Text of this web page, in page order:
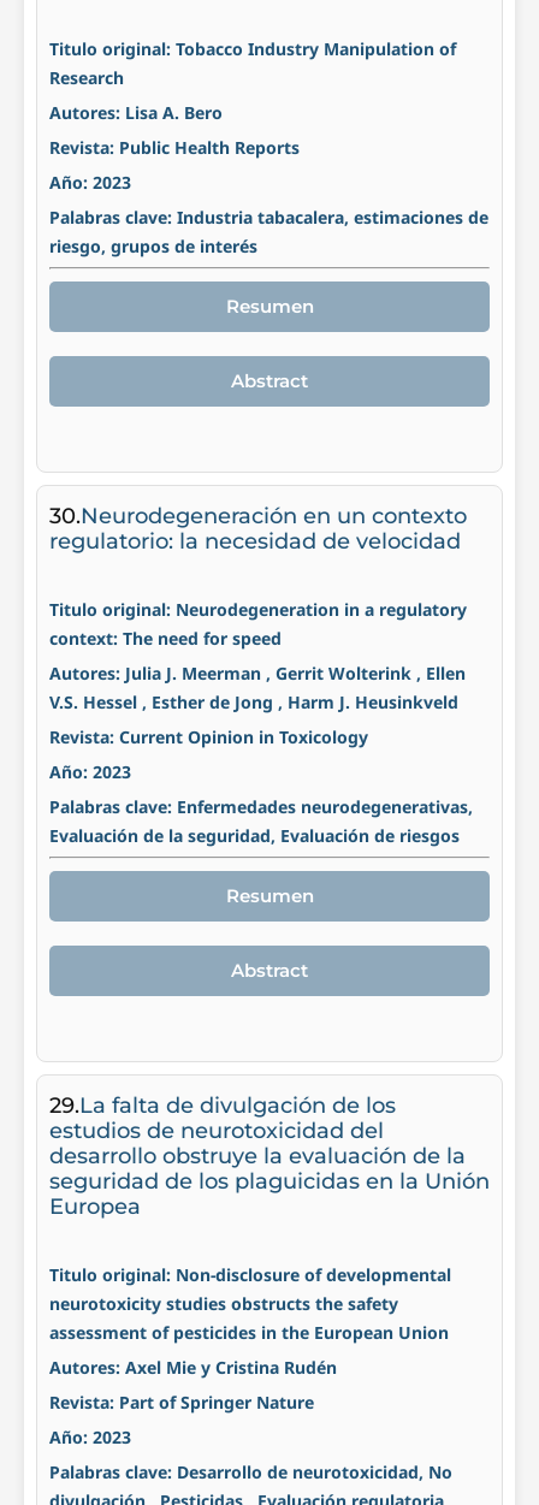
Titulo original: Tobacco Industry Manipulation of
Research
Autores: Lisa A. Bero
Revista: Public Health Reports
Año: 2023
Palabras clave: Industria tabacalera, estimaciones de
riesgo, grupos de interés
Resumen
Abstract
30.Neurodegeneración en un contexto
regulatorio: la necesidad de velocidad
Titulo original: Neurodegeneration in a regulatory
context: The need for speed
Autores: Julia J. Meerman , Gerrit Wolterink , Ellen
V.S. Hessel , Esther de Jong , Harm J. Heusinkveld
Revista: Current Opinion in Toxicology
Año: 2023
Palabras clave: Enfermedades neurodegenerativas,
Evaluación de la seguridad, Evaluación de riesgos
Resumen
Abstract
29.La falta de divulgación de los
estudios de neurotoxicidad del
desarrollo obstruye la evaluación de la
seguridad de los plaguicidas en la Unión
Europea
Titulo original: Non-disclosure of developmental
neurotoxicity studies obstructs the safety
assessment of pesticides in the European Union
Autores: Axel Mie y Cristina Rudén
Revista: Part of Springer Nature
Año: 2023
Palabras clave: Desarrollo de neurotoxicidad, No